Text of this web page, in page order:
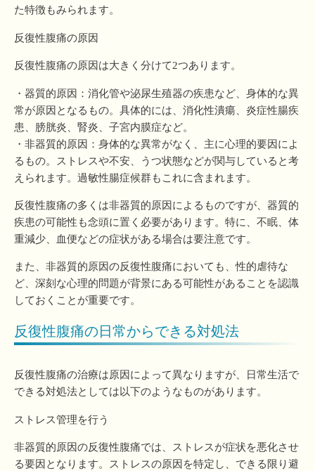
た特徴もみられます。
反復性腹痛の原因
反復性腹痛の原因は大きく分けて2つあります。
・器質的原因：消化管や泌尿生殖器の疾患など、身体的な異
常が原因となるもの。具体的には、消化性潰瘍、炎症性腸疾
患、膀胱炎、腎炎、子宮内膜症など。
・非器質的原因：身体的な異常がなく、主に心理的要因によ
るもの。ストレスや不安、うつ状態などが関与していると考
えられます。過敏性腸症候群もこれに含まれます。
反復性腹痛の多くは非器質的原因によるものですが、器質的
疾患の可能性も念頭に置く必要があります。特に、不眠、体
重減少、血便などの症状がある場合は要注意です。
また、非器質的原因の反復性腹痛においても、性的虐待な
ど、深刻な心理的問題が背景にある可能性があることを認識
しておくことが重要です。
反復性腹痛の日常からできる対処法
反復性腹痛の治療は原因によって異なりますが、日常生活で
できる対処法としては以下のようなものがあります。
ストレス管理を行う
非器質的原因の反復性腹痛では、ストレスが症状を悪化させ
る要因となります。ストレスの原因を特定し、できる限り避